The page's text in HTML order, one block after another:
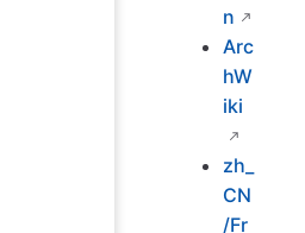
n
Arc
hW
iki
zh_
CN
/Fr